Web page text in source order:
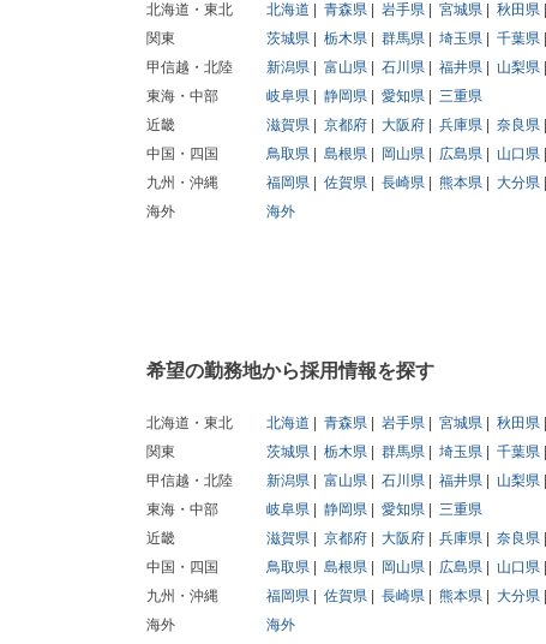
北海道・東北 北海道 青森県 岩手県 宮城県 秋田県
関東
茨城県 栃木県 群馬県 埼玉県 千葉県
甲信越・北陸
新潟県 富山県 石川県 福井県 山梨県
東海・中部
岐阜県 静岡県 愛知県
三重県
近畿
滋賀県 京都府 大阪府 兵庫県 奈良県
中国・四国
鳥取県 島根県 岡山県 広島県 山口県
九州・沖縄
福岡県 佐賀県 長崎県 熊本県 大分県
海外
海外
希望の勤務地から採用情報を探す
北海道・東北 北海道 青森県 岩手県 宮城県 秋田県
関東
茨城県 栃木県 群馬県 埼玉県 千葉県
甲信越・北陸
新潟県 富山県 石川県 福井県 山梨県
東海・中部
岐阜県 静岡県 愛知県
三重県
近畿
滋賀県 京都府 大阪府 兵庫県 奈良県
中国・四国
鳥取県 島根県 岡山県 広島県 山口県
九州・沖縄
福岡県 佐賀県 長崎県 熊本県 大分県
海外
海外